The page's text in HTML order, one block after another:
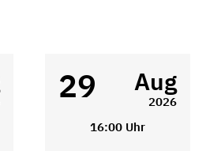
29 Aug
2026
16:00 Uhr